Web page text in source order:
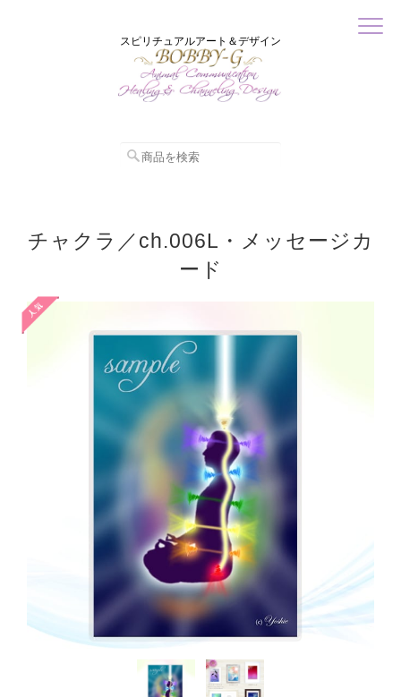
スピリチュアルアート＆デザイン
チャクラ／ch.006L・メッセージカ
ード